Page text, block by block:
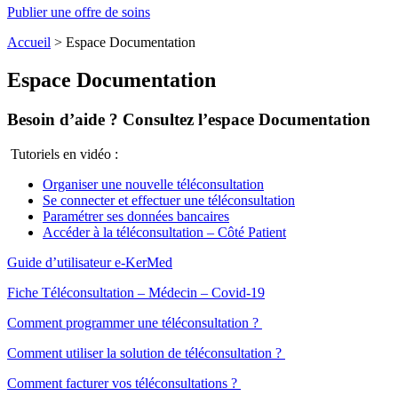
Publier une offre de soins
Accueil > Espace Documentation
Espace Documentation
Besoin d’aide ? Consultez l’espace Documentation
Tutoriels en vidéo :
Organiser une nouvelle téléconsultation
Se connecter et effectuer une téléconsultation
Paramétrer ses données bancaires
Accéder à la téléconsultation – Côté Patient
Guide d’utilisateur e-KerMed
Fiche Téléconsultation – Médecin – Covid-19
Comment programmer une téléconsultation ?
Comment utiliser la solution de téléconsultation ?
Comment facturer vos téléconsultations ?